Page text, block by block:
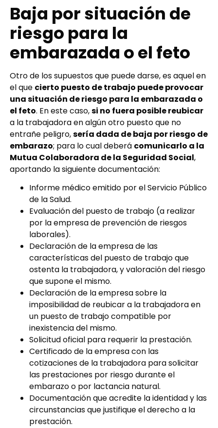
Baja por situación de
riesgo para la
embarazada o el feto
Otro de los supuestos que puede darse, es aquel en
el que cierto puesto de trabajo puede provocar
una situación de riesgo para la embarazada o
el feto. En este caso,si no fuera posible reubicar
a la trabajadora en algún otro puesto que no
entrañe peligro,sería dada de baja por riesgo de
embarazo; para lo cual deberá comunicarlo a la
Mutua Colaboradora de la Seguridad Social,
aportando la siguiente documentación:
Informe médico emitido por el Servicio Público
de la Salud.
Evaluación del puesto de trabajo (a realizar
por la empresa de prevención de riesgos
laborales).
Declaración de la empresa de las
características del puesto de trabajo que
ostenta la trabajadora, y valoración del riesgo
que supone el mismo.
Declaración de la empresa sobre la
imposibilidad de reubicar a la trabajadora en
un puesto de trabajo compatible por
inexistencia del mismo.
Solicitud oficial para requerir la prestación.
Certificado de la empresa con las
cotizaciones de la trabajadora para solicitar
las prestaciones por riesgo durante el
embarazo o por lactancia natural.
Documentación que acredite la identidad y las
circunstancias que justifique el derecho a la
prestación.